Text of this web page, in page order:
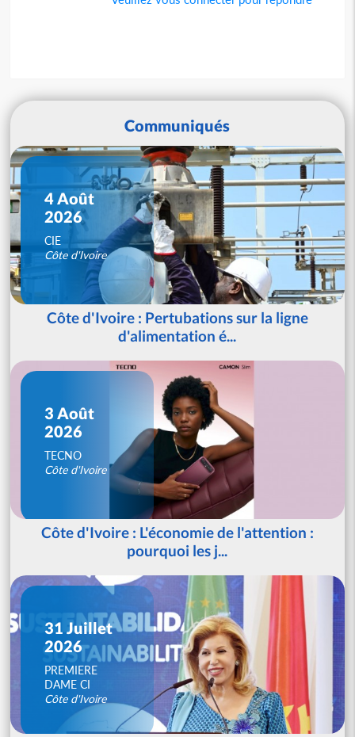
Communiqués
4 Août
2026
CIE
Côte d'Ivoire
Côte d'Ivoire : Pertubations sur la ligne
d'alimentation é...
3 Août
2026
TECNO
Côte d'Ivoire
Côte d'Ivoire : L'économie de l'attention :
pourquoi les j...
31 Juillet
2026
PREMIERE
DAME CI
Côte d'Ivoire